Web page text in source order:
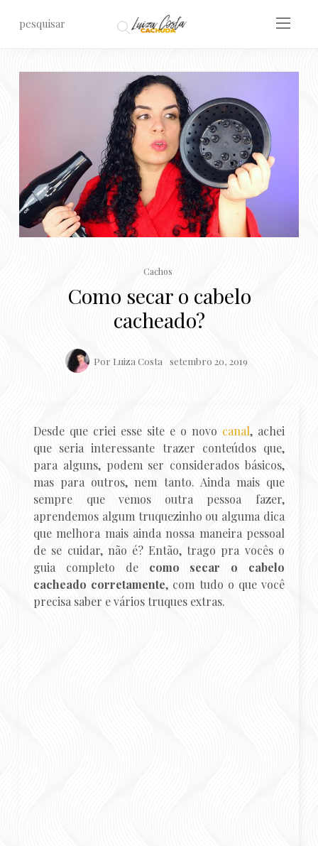
Cachos
Como secar o cabelo
cacheado?
Por Luiza Costa setembro 20, 2019
Desde que criei esse site e o novo canal, achei
que seria interessante trazer conteúdos que,
para alguns, podem ser considerados básicos,
mas para outros, nem tanto. Ainda mais que
sempre que vemos outra pessoa fazer,
aprendemos algum truquezinho ou alguma dica
que melhora mais ainda nossa maneira pessoal
de se cuidar, não é? Então, trago pra vocês o
guia completo de como secar o cabelo
cacheado corretamente, com tudo o que você
precisa saber e vários truques extras.